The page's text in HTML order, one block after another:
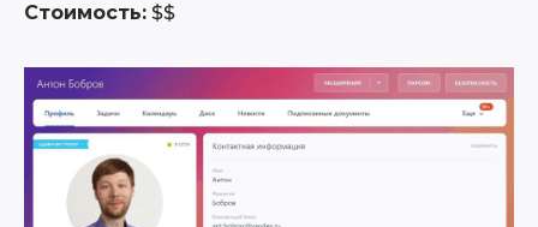
Стоимость: $$